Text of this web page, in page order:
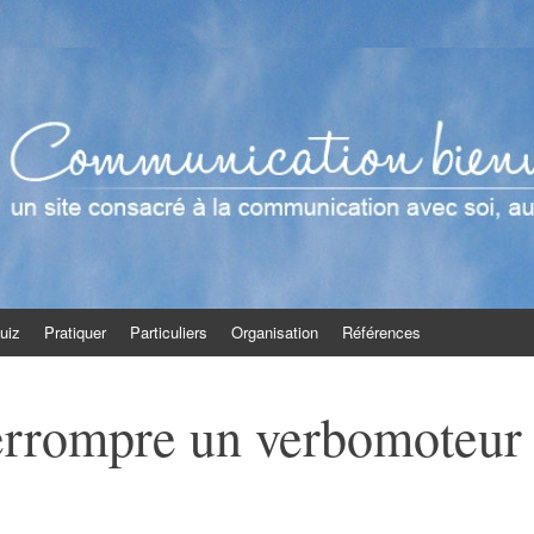
groupe
Pratiquer Particuliers Organisation Références
un verbomoteur